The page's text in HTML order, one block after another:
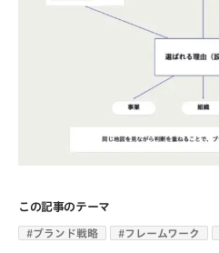
この記事のテーマ
#ブランド戦略 #フレームワーク